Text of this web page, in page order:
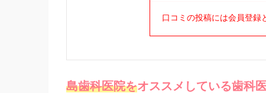
口コミの投稿には会員登録
島歯科医院をオススメしている歯科